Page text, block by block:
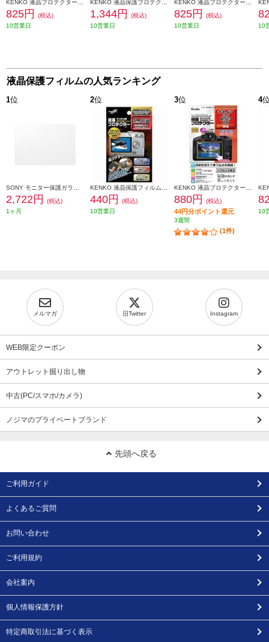
825円
(税込)
10営業日
1,344円
(税込)
10営業日
825円
(税込)
10営業日
10
液晶保護フィルムの人気ランキング
1位
2,722円
(税込)
1ヶ月
2位
440円
(税込)
10営業日
3位
880円 (税込)
44円分ポイント還元
3週間
(1件)
4
10
メルマガ 旧Twitter Instagram
WEB限定クーポン
アウトレット掘り出し物
中古(PC/スマホ/カメラ)
ノジマのプライベートブランド
先頭へ戻る
ご利用ガイド
よくあるご質問
お問い合わせ
ご利用規約
会社案内
個人情報保護方針
特定商取引法に基づく表示